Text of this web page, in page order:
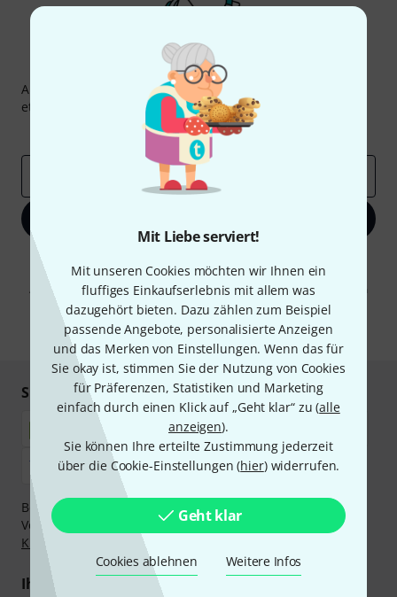
Mit Liebe serviert!
Mit unseren Cookies möchten wir Ihnen ein
fluffiges Einkaufserlebnis mit allem was
dazugehört bieten. Dazu zählen zum Beispiel
passende Angebote, personalisierte Anzeigen
und das Merken von Einstellungen. Wenn das für
Sie okay ist, stimmen Sie der Nutzung von Cookies
für Präferenzen, Statistiken und Marketing
einfach durch einen Klick auf „Geht klar“ zu (alle
anzeigen).
Sie können Ihre erteilte Zustimmung jederzeit
über die Cookie-Einstellungen (hier) widerrufen.
Geht klar
Cookies ablehnen Weitere Infos
Thomann Newsletter
Abonniere den Thomann Newsletter und gewinne mit
etwas Glück einen von
50 Gutscheinenüber jeweils
Inspirierende Beiträge
Deals
Mit Klick auf „Jetzt anmelden“ stimmen Sie dem Erhalt von E-Mail-
Werbung und einer Messung des E-Mail-Nutzungsverhaltens zu. Die
Abmeldung ist jederzeit möglich. Weitere Informationen finden Sie in
unseren
Datenschutzhinweisen
* Pflichtfeld
Sicher einkaufen & bezahlen
Bezahlen Sie vertraulich und sicher per Nachnahme,
Vorkasse, PayPal, Amazon Pay,Klarna Sofort bezahlen,
Klarna Ratenzahlung
Ihre Vorteile